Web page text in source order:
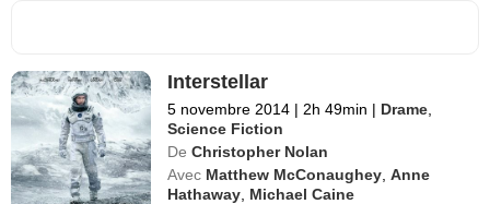
Interstellar
5 novembre 2014 | 2h 49min | Drame
Science Fiction
De Christopher Nolan
Avec Matthew McConaughey ,Anne
Hathaway Michael Caine